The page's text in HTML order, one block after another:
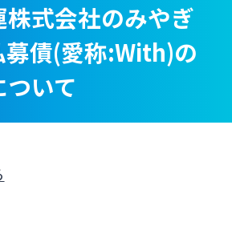
ンターネットバンキング
ログオン
式会社のみやぎ
募債(愛称:With)の
いて